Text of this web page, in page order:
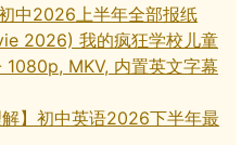
中2026上半年全部报纸
2026) 我的疯狂学校儿童
MKV, 内置英文字幕
解】初中英语2026下半年最